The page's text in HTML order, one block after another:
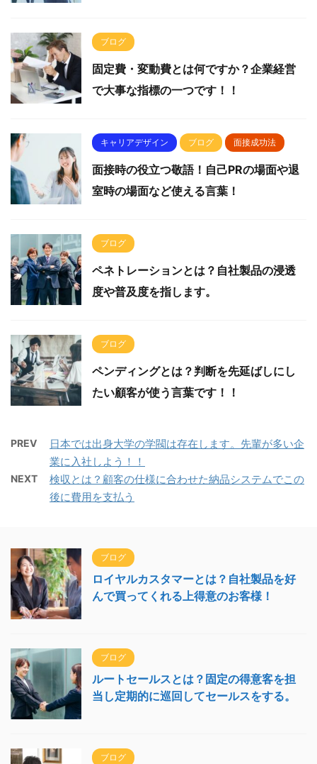
ブログ
固定費・変動費とは何ですか？企業経営
で大事な指標の一つです！！
キャリアデザイン ブログ 面接成功法
面接時の役立つ敬語！自己PRの場面や退
室時の場面など使える言葉！
ブログ
ペネトレーションとは？自社製品の浸透
度や普及度を指します。
ブログ
ペンディングとは？判断を先延ばしにし
たい顧客が使う言葉です！！
PREV
日本では出身大学の学閥は存在します。先輩が多い企
業に入社しよう！！
NEXT
検収とは？顧客の仕様に合わせた納品システムでこの
後に費用を支払う
ブログ
ロイヤルカスタマーとは？自社製品を好
んで買ってくれる上得意のお客様！
ブログ
ルートセールスとは？固定の得意客を担
当し定期的に巡回してセールスをする。
ブログ